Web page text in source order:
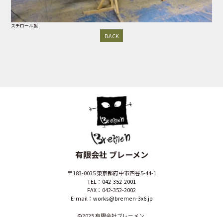
スチロール製
BACK
有限会社 ブレーメン
〒183-0035 東京都府中市四谷5-44-1
TEL： 042-352-2001
FAX：042-352-2002
E-mail： works@bremen-3x6.jp